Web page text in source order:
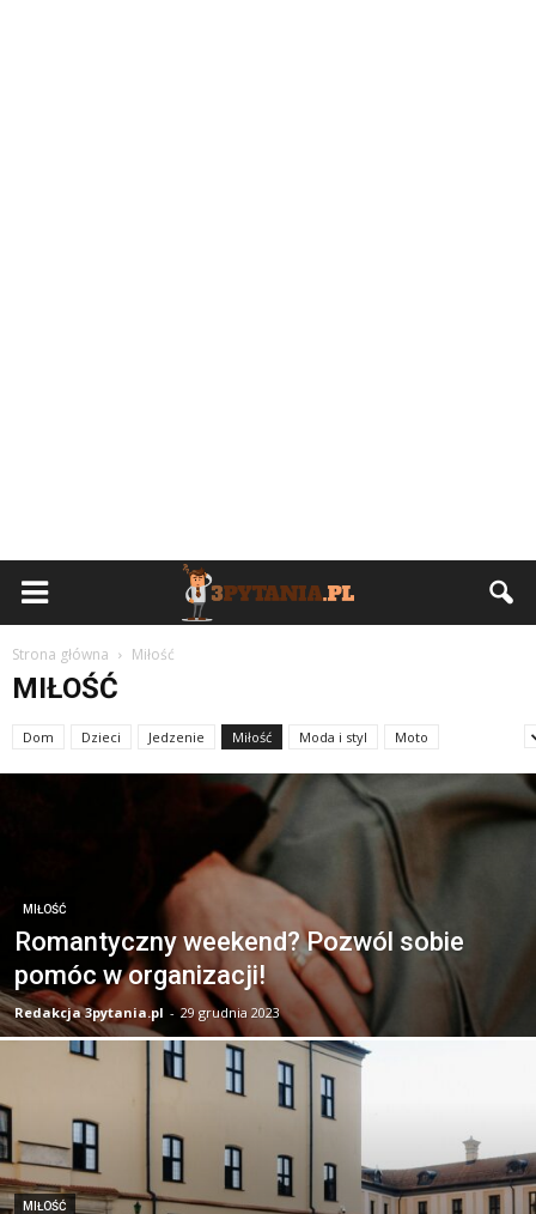
Strona główna Miłość
MIŁOŚĆ
Dom Dzieci Jedzenie Miłość Moda i styl
Moto
MIŁOŚĆ
Romantyczny weekend? Pozwól sobie
pomóc w organizacji!
Redakcja 3pytania.pl - 29 grudnia 2023
MIŁOŚĆ